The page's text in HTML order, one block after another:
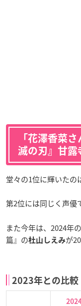
「花澤香菜
滅の刃』甘露
堂々の1位に輝いたの
第2位には同じく声優
また今年は、2024年
篇』の杜山しえみが
2023年との比較